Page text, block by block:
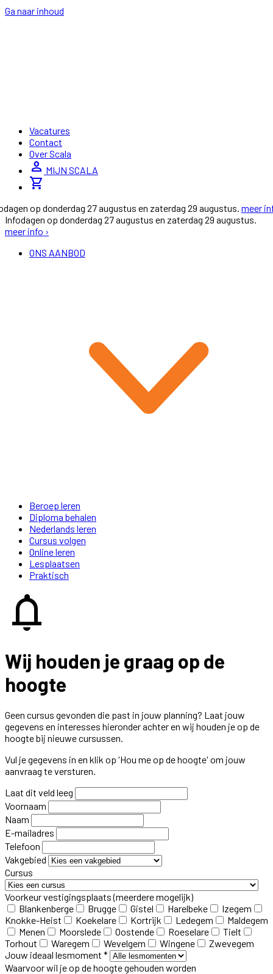
Ga naar inhoud
Vacatures
Contact
Over Scala
person MIJN SCALA
shopping_cart
op donderdag 27 augustus en zaterdag 29 augustus. meer
Infodagen op donderdag 27 augustus en zaterdag 29 augustus.
meer info ›
ONS AANBOD
Beroep leren
Diploma behalen
Nederlands leren
Cursus volgen
Online leren
Lesplaatsen
Praktisch
notifications
Wij houden je graag op de
hoogte
Geen cursus gevonden die past in jouw planning? Laat jouw
gegevens en interesses hieronder achter en wij houden je op de
hoogte bij nieuwe cursussen.
Vul je gegevens in en klik op 'Hou me op de hoogte' om jouw
aanvraag te versturen.
Laat dit veld leeg
Voornaam
Naam
E-mailadres
Telefoon
Vakgebied
Cursus
Voorkeur vestigingsplaats(meerdere mogelijk)
Blankenberge
Brugge Gistel Harelbeke
Izegem
Knokke-Heist
Koekelare Kortrijk Ledegem
Maldegem
Menen
Moorslede Oostende Roeselare
Tielt
Torhout
Waregem Wevelgem Wingene
Zwevegem
Jouw ideaal lesmoment *
Waarvoor wil je op de hoogte gehouden worden